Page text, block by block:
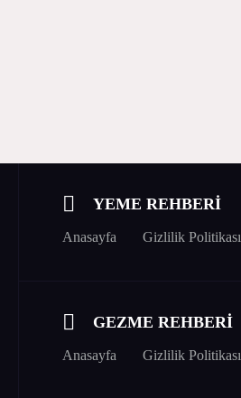
YEME REHBERİ
Anasayfa Gizlilik Politikası
GEZME REHBERİ
Anasayfa Gizlilik Politikası